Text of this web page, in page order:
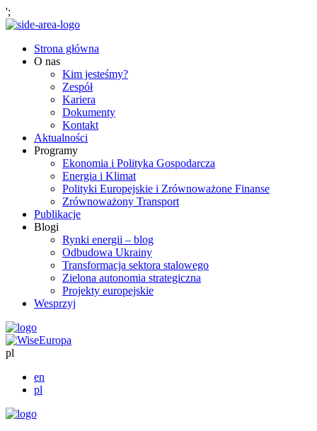
';
Strona główna
O nas
Kim jesteśmy?
Zespół
Kariera
Dokumenty
Kontakt
Aktualności
Programy
Ekonomia i Polityka Gospodarcza
Energia i Klimat
Polityki Europejskie i Zrównoważone Finanse
Zrównoważony Transport
Publikacje
Blogi
Rynki energii – blog
Odbudowa Ukrainy
Transformacja sektora stalowego
Zielona autonomia strategiczna
Projekty europejskie
Wesprzyj
pl
en
pl